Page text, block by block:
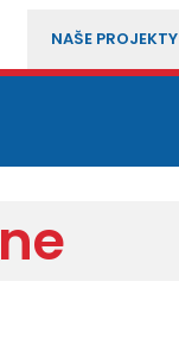
NAŠE PROJEKTY